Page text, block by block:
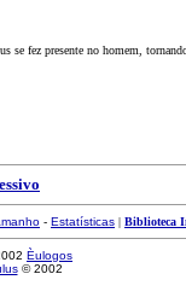
fez presente no homem,
- Estatísticas | Biblioteca
Èulogos
© 2002